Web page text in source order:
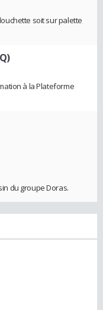
soit sur palette
à la Plateforme
du groupe Doras.